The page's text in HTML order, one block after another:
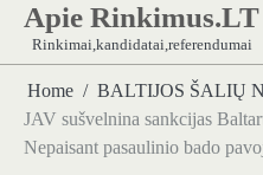
Skip
content
Apie Rinkimus.LT
Rinkimai,kandidatai,referendumai
Home
BALTIJOS ŠALIŲ
JAV sušvelnina sankcijas
Nepaisant pasaulinio bado